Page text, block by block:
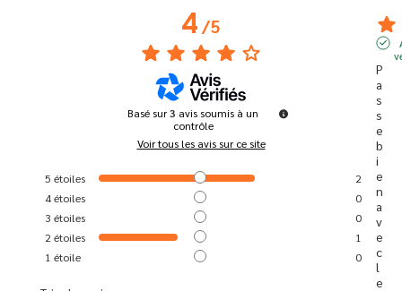
4/5
Basé sur3 avis soumis à un
contrôle
Voir tous les avis sur ce site
5 étoiles
2
4étoiles
0
3 étoiles
0
2 étoiles
1
1 étoile 0
P
a
s
s
e
b
i
e
n
a
v
e
c
l
e